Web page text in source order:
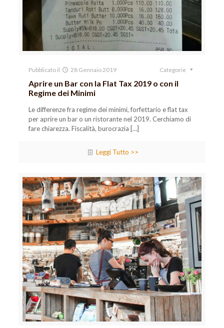
Pubblicato il 28 Gennaio 2019 Categorie
Aprire un Bar con la Flat Tax 2019 o con il
Regime dei Minimi
Le differenze fra regime dei minimi, forfettario e flat tax
per aprire un bar o un ristorante nel 2019. Cerchiamo di
fare chiarezza. Fiscalità, burocrazia […]
Leggi Tutto >>